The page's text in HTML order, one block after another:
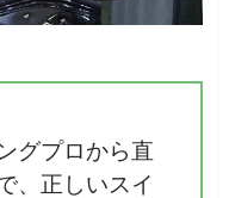
グプロから直
、正しいスイ